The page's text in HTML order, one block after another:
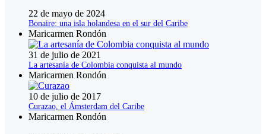
22 de mayo de 2024
Bonaire: una isla holandesa en el sur del Caribe
Maricarmen Rondón
31 de julio de 2021
La artesanía de Colombia conquista al mundo
Maricarmen Rondón
10 de julio de 2017
Curazao, el Ámsterdam del Caribe
Maricarmen Rondón